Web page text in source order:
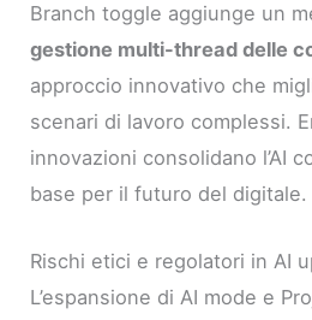
Branch toggle aggiunge un
gestione multi-thread delle
approccio innovativo che
scenari di lavoro complessi.
innovazioni consolidano l’AI
base per il futuro del digitale.
Rischi etici e regolatori in AI
L’espansione di AI mode e